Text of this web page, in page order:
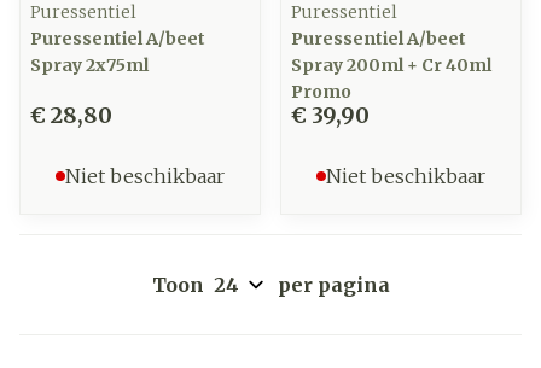
Puressentiel
Puressentiel A/beet
Spray 2x75ml
€ 28,80
Niet beschikbaar
Puressentiel
Puressentiel A/beet
Spray 200ml + Cr 40ml
Promo
€ 39,90
Niet beschikbaar
Toon per pagina